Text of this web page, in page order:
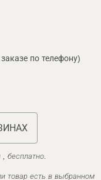
по телефону)
бесплатно.
товар есть в выбранном